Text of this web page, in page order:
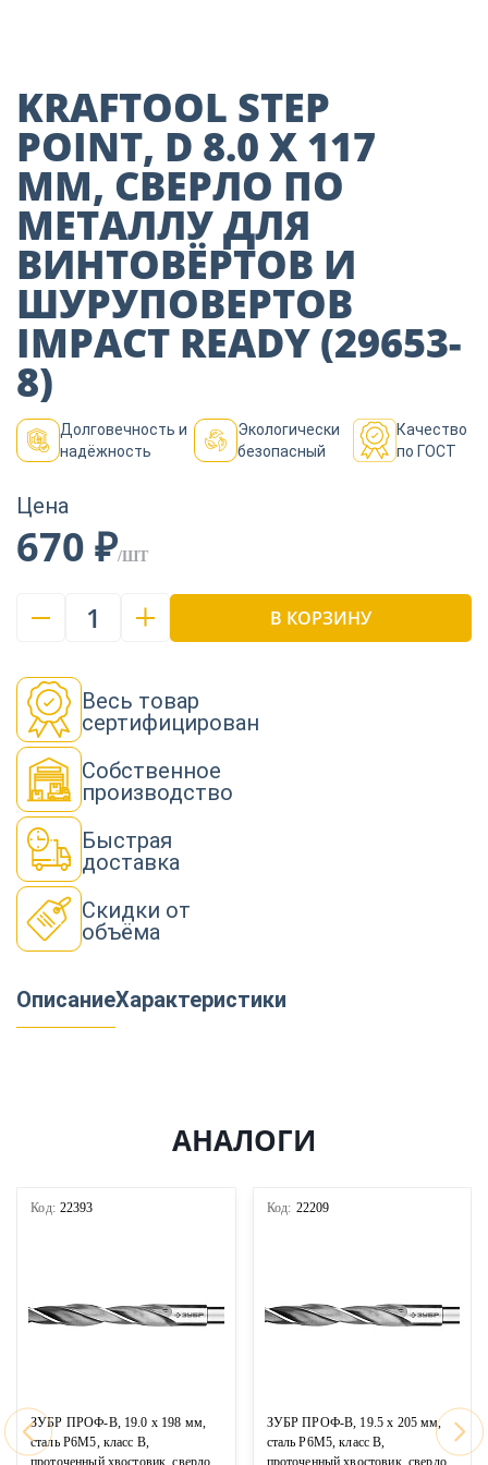
Декор
Изоляция
Инструменты
Продукция из
дерева
Строительство
KRAFTOOL STEP
POINT, D 8.0 Х 117
ММ, СВЕРЛО ПО
МЕТАЛЛУ ДЛЯ
ВИНТОВЁРТОВ И
ШУРУПОВЕРТОВ
IMPACT READY (29653-
8)
Долговечность и
надёжность
Экологически
безопасный
Качество
по ГОСТ
Цена
670 ₽/ШТ
1 В КОРЗИНУ
Весь товар
сертифицирован
Собственное
производство
Быстрая
доставка
Скидки от
объёма
ОписаниеХарактеристики
АНАЛОГИ
Код: 22393
ЗУБР ПРОФ-В, 19.0 х 198 мм,
сталь Р6М5, класс В,
проточенный хвостовик, сверло
Код: 22209
ЗУБР ПРОФ-В, 19.5 х 205 мм,
сталь Р6М5, класс В,
проточенный хвостовик, сверло